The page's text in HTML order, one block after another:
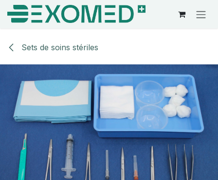
Se rendre au contenu
Sets de soins stériles